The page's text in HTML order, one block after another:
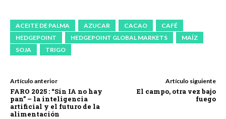
ACEITE DE PALMA AZUCAR CACAO
CAFÉ
HEDGEPOINT
HEDGEPOINT GLOBAL MARKETS
MAÍZ
SOJA
TRIGO
Artículo anterior
FARO 2025 : “Sin IA no hay
pan” – la inteligencia
artificial y el futuro de la
alimentación
Artículo siguiente
El campo, otra vez bajo
fuego